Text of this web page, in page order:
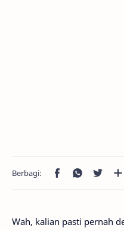
Wah, kalian pasti pernah